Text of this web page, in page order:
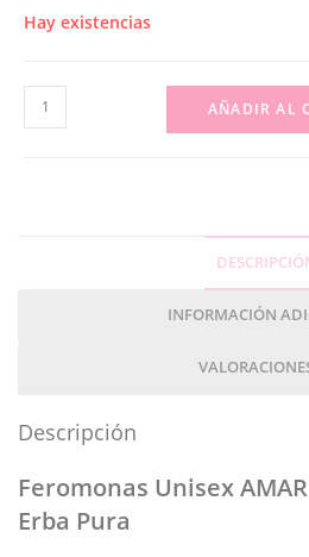
Hay existencias
AÑADIR AL
INFORMACIÓN
Descripción
Feromonas Unisex
Erba Pura